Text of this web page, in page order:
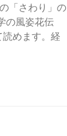
「さわり」の
の風姿花伝
めます。経